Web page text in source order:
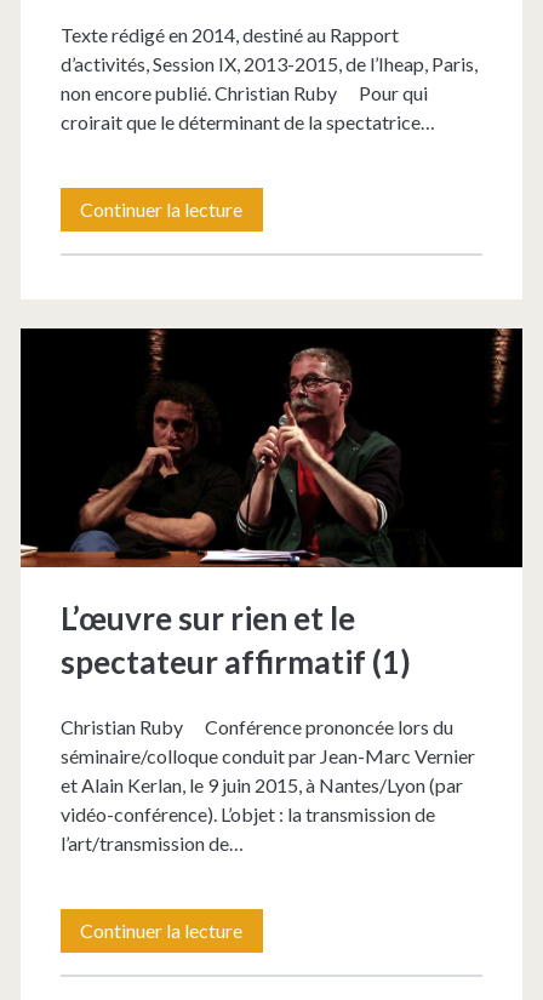
Texte rédigé en 2014, destiné au Rapport
d’activités, Session IX, 2013-2015, de l’Iheap, Paris,
non encore publié. Christian Ruby Pour qui
croirait que le déterminant de la spectatrice…
Continuer la lecture« Spectateur
citoyen »,
ou… ?
L’œuvre sur rien et le
spectateur affirmatif (1)
Christian Ruby Conférence prononcée lors du
séminaire/colloque conduit par Jean-Marc Vernier
et Alain Kerlan, le 9 juin 2015, à Nantes/Lyon (par
vidéo-conférence). L’objet : la transmission de
l’art/transmission de…
Continuer la lectureL’œuvre
sur